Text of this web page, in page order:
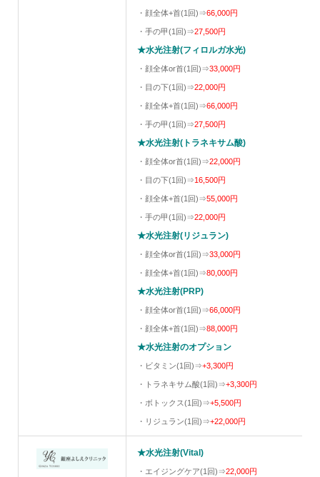
・顔全体+首(1回)⇒66,000円
・手の甲(1回)⇒27,500円
★水光注射(フィロルガ水光)
・顔全体or首(1回)⇒33,000円
・目の下(1回)⇒22,000円
・顔全体+首(1回)⇒66,000円
・手の甲(1回)⇒27,500円
★水光注射(トラネキサム酸)
・顔全体or首(1回)⇒22,000円
・目の下(1回)⇒16,500円
・顔全体+首(1回)⇒55,000円
・手の甲(1回)⇒22,000円
★水光注射(リジュラン)
・顔全体or首(1回)⇒33,000円
・顔全体+首(1回)⇒80,000円
★水光注射(PRP)
・顔全体or首(1回)⇒66,000円
・顔全体+首(1回)⇒88,000円
★水光注射のオプション
・ビタミン(1回)⇒+3,300円
・トラネキサム酸(1回)⇒+3,300円
・ボトックス(1回)⇒+5,500円
・リジュラン(1回)⇒+22,000円
★水光注射(Vital)
・エイジングケア(1回)⇒22,000円